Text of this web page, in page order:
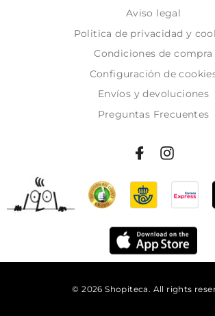
Aviso legal
Politica de privacidad y
Condiciones de compra
Configuración de
Envíos y devoluciones
Preguntas Frecuentes
© 2026 Shopiteca. All rights